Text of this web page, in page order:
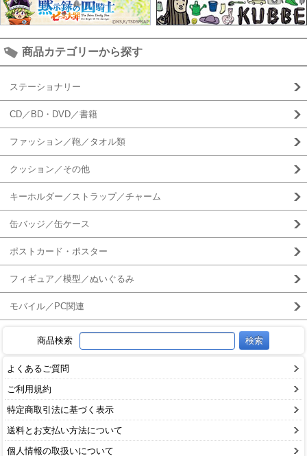
商品カテゴリーから探す
ステーショナリー
CD／BD・DVD／書籍
ファッション／鞄／タオル類
クッション／その他
キーホルダー／ストラップ／チャーム
缶バッジ／缶ケース
ポストカード・ポスター
フィギュア／模型／ぬいぐるみ
モバイル／PC関連
商品検索
よくあるご質問
ご利用規約
特定商取引法に基づく表示
送料とお支払い方法について
個人情報の取扱いについて